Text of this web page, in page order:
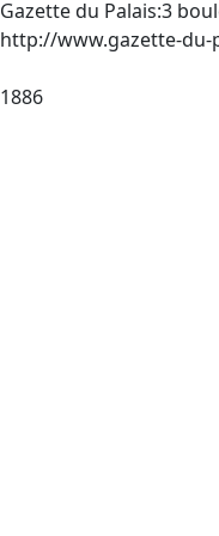
Gazette du Palais:3